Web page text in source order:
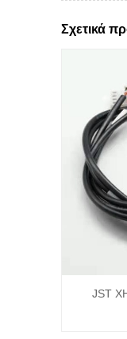
Σχετικά
JST